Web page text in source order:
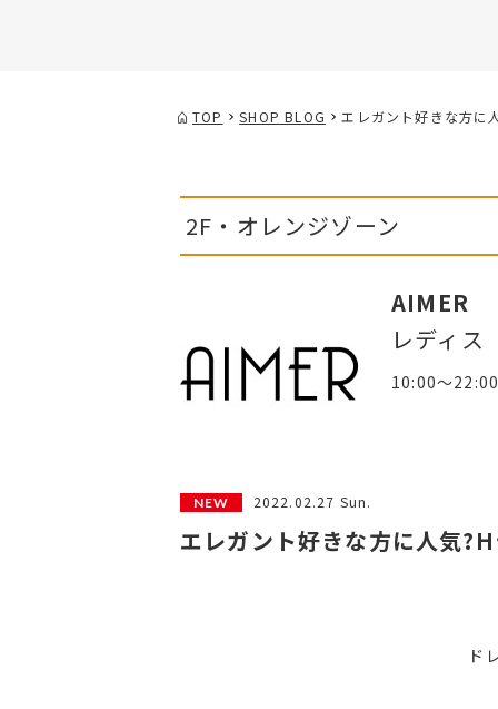
TOP SHOP BLOG エレガント好きな方に
2F・オレンジゾーン
AIMER
レディス
10:00～22:00
2022.02.27 Sun.
エレガント好きな方に人気
ド